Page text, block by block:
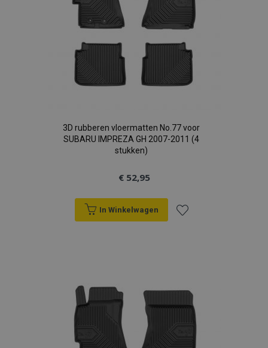
3D rubberen vloermatten No.77 voor
SUBARU IMPREZA GH 2007-2011 (4
stukken)
€ 52,95
In Winkelwagen
verlanglijst